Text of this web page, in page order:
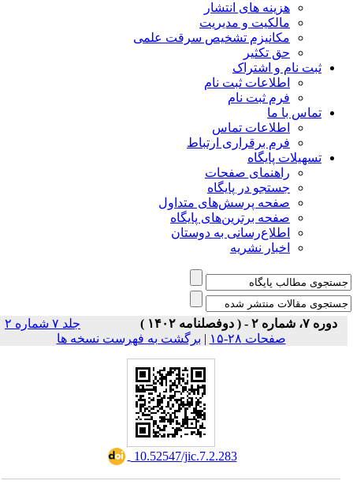
هزینه های انتشار
مالکیت و مدیریت
ﻣﮑﺎﻧﯿﺰم ﺗﺸﺨﯿﺺ ﺳﺮﻗﺖ ﻋﻠﻤﯽ
حق تکثیر
نام و اشتراک
اطلاعات ثبت نام
فرم ثبت نام
با ما
اطلاعات تماس
فرم برقراری ارتباط
پایگاه
راهنمای صفحات
جستجو در پایگاه
صفحه پرسش‌های متداول
صفحه برترین‌های پایگاه
اطلاع‌رسانی به دوستان
اخبار نشریه
جلد ۷ شماره ۲
|برگشت به فهرست نسخه ها
‎ 10.52547/jic.7.2.283